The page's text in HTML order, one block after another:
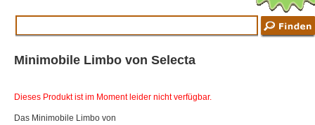
Minimobile Limbo von Selecta
Dieses Produkt ist im Moment leider nicht verfügbar.
Das Minimobile Limbo von